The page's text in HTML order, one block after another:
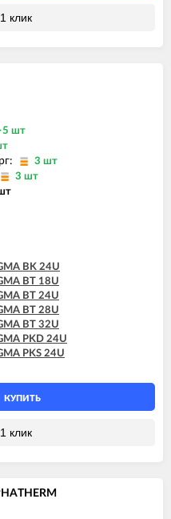
клик
шт
3 шт
3 шт
BK 24U
BT 18U
BT 24U
BT 28U
BT 32U
PKD 24U
PKS 24U
PTD 24U
PTD 28U
PTS 18U
PTS 24U
КУПИТЬ
клик